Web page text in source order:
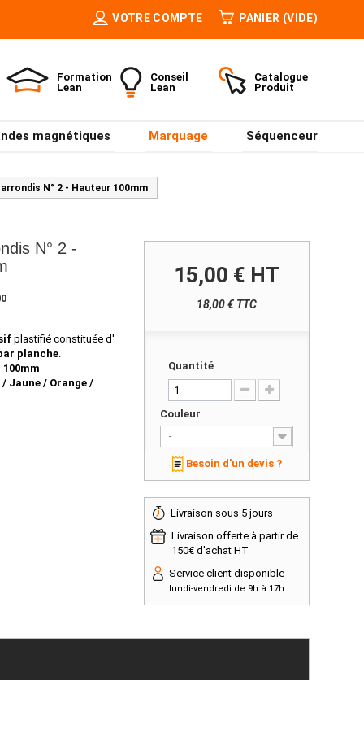
VOTRE COMPTE PANIER (VIDE)
Formation
Lean
Conseil
Lean
Catalogue
Produit
magnétiques Marquage Séquenceur
N° 2 - Hauteur 100mm
N° 2 -
plastifié constituée d'
planche.
Jaune / Orange /
15,00 € HT
18,00 € TTC
Quantité
Couleur
-
Besoin d'un devis ?
Livraison sous 5 jours
Livraison offerte à partir de
150€ d'achat HT
Service client disponible
lundi-vendredi de 9h à 17h